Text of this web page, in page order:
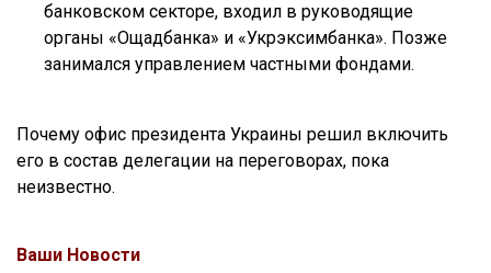
банковском секторе, входил в руководящие
органы «Ощадбанка» и «Укрэксимбанка». Позже
занимался управлением частными фондами.
Почему офис президента Украины решил включить
его в состав делегации на переговорах, пока
неизвестно.
Ваши Новости